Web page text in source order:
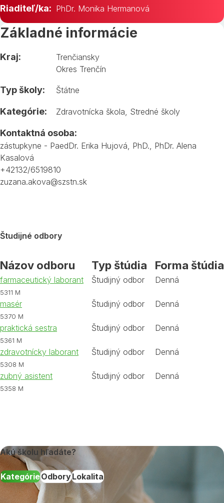
Riaditeľ/ka: PhDr. Monika Hermanová
Základné informácie
Kraj:
Trenčiansky
Okres Trenčín
Typ školy: Štátne
Kategórie: Zdravotnícka škola Stredné školy
Kontaktná osoba:
zástupkyne - PaedDr. Erika Hujová, PhD., PhDr. Alena
Kasalová
+42132/6519810
zuzana.akova@szstn.sk
Študijné odbory
Názov odboru Typ štúdia Forma štúdia
farmaceutický laborant
5311 M
Študijný odbor Denná
masér
5370 M
Študijný odbor Denná
praktická sestra
5361 M
Študijný odbor Denná
zdravotnícky laborant
5308 M
Študijný odbor Denná
zubný asistent
5358 M
Študijný odbor Denná
Akú školu hľadáte?
KategórieOdboryLokalita